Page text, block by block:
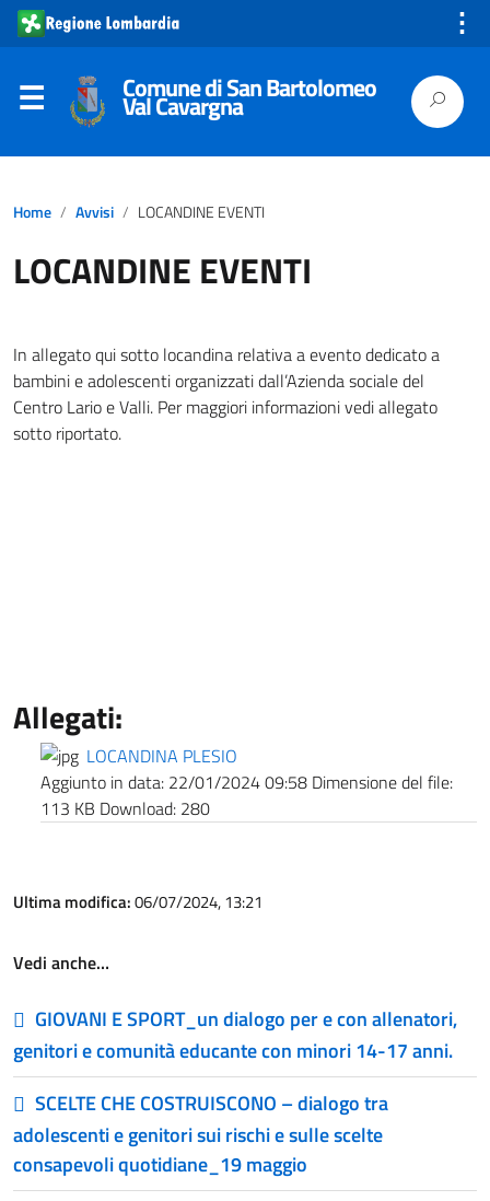
⋮
Comune di San Bartolomeo
Val Cavargna
Home Avvisi LOCANDINE EVENTI
LOCANDINE EVENTI
In allegato qui sotto locandina relativa a evento dedicato a
bambini e adolescenti organizzati dall’Azienda sociale del
Centro Lario e Valli. Per maggiori informazioni vedi allegato
sotto riportato.
Allegati:
LOCANDINA PLESIO
Aggiunto in data: 22/01/2024 09:58 Dimensione del file:
113 KB Download: 280
Ultima modifica:06/07/2024, 13:21
Vedi anche…
GIOVANI E SPORT_un dialogo per e con allenatori,
genitori e comunità educante con minori 14-17 anni.
SCELTE CHE COSTRUISCONO – dialogo tra
adolescenti e genitori sui rischi e sulle scelte
consapevoli quotidiane_19 maggio